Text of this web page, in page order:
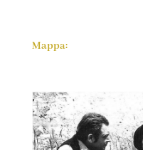
Mappa: